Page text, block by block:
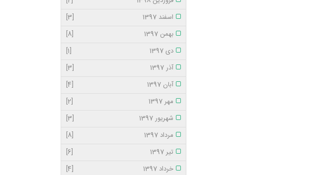
اسفند 1397
[3]
بهمن 1397
[8]
دی 1397
[1]
آذر 1397
[3]
آبان 1397
[4]
مهر 1397
[2]
شهریور 1397
[3]
مرداد 1397
[8]
تیر 1397
[6]
خرداد 1397
[4]